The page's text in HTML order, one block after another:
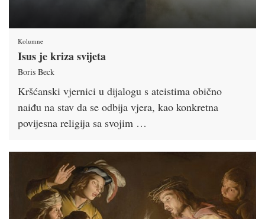
Kolumne
Isus je kriza svijeta
Boris Beck
Kršćanski vjernici u dijalogu s ateistima obično
naiđu na stav da se odbija vjera, kao konkretna
povijesna religija sa svojim …